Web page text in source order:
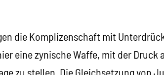
die Komplizenschaft mit
eine zynische Waffe, mit der Druck
zu stellen. Die Gleichsetzung von